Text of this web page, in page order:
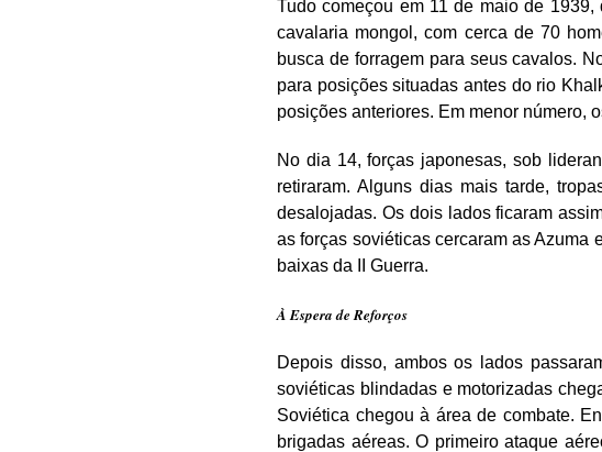
Tudo começou em 11 de maio de
cavalaria mongol, com cerca de 70
busca de forragem para seus cavalos.
para posições situadas antes do rio
posições anteriores. Em menor número,
No dia 14, forças japonesas, sob
retiraram. Alguns dias mais tarde,
desalojadas. Os dois lados ficaram
as forças soviéticas cercaram as Azuma
baixas da II Guerra.
À Espera de Reforços
Depois disso, ambos os lados
soviéticas blindadas e motorizadas
Soviética chegou à área de combate.
brigadas aéreas. O primeiro ataque